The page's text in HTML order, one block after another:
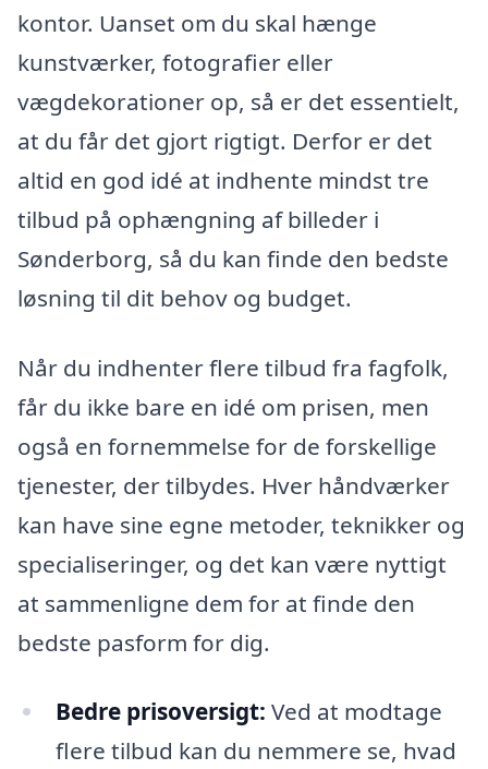
kontor. Uanset om du skal hænge
kunstværker, fotografier eller
vægdekorationer op, så er det essentielt,
at du får det gjort rigtigt. Derfor er det
altid en god idé at indhente mindst tre
tilbud på ophængning af billeder i
Sønderborg, så du kan finde den bedste
løsning til dit behov og budget.
Når du indhenter flere tilbud fra fagfolk,
får du ikke bare en idé om prisen, men
også en fornemmelse for de forskellige
tjenester, der tilbydes. Hver håndværker
kan have sine egne metoder, teknikker og
specialiseringer, og det kan være nyttigt
at sammenligne dem for at finde den
bedste pasform for dig.
Bedre prisoversigt: Ved at modtage
flere tilbud kan du nemmere se, hvad